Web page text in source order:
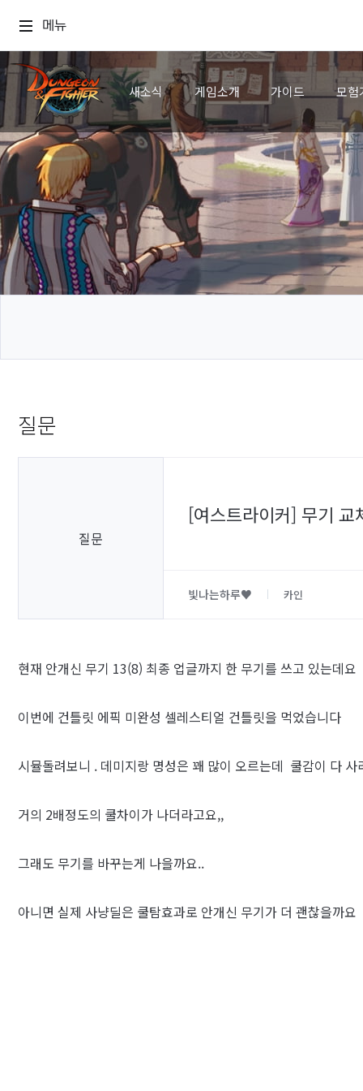
메뉴
새소식 게임소개 가이드 모험
질문
질문
[여스트라이커] 무기
빛나는하루♥ 카인
현재 안개신 무기 13(8) 최종 업글까지 한 무기를 쓰고 있는데요
이번에 건틀릿 에픽 미완성 셀레스티얼 건틀릿을 먹었습니다
시뮬돌려보니 . 데미지랑 명성은 꽤 많이 오르는데 쿨감이 다 사
거의 2배정도의 쿨차이가 나더라고요,,
그래도 무기를 바꾸는게 나을까요..
아니면 실제 사냥딜은 쿨탐효과로 안개신 무기가 더 괜찮을까요